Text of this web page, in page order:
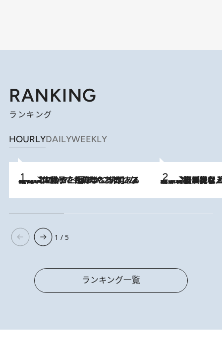
RANKING
ランキング
HOURLYDAILYWEEKLY
2026.8.5
【阿川佐和子さんの年とる力】なぜ70代で始めた趣味は“こんなに楽しい”のか？ ピアノ、俳句…スランプに陥っても続けられる“ある秘訣”とは 2026.8.5
【なぜ吉沢亮は「気配を消せる」のか？】興行収入208億の『国宝』を経て挑むミュージカル『ディア・エヴァン・ハンセン』。トップ俳優が舞台上でさらけ出した“孤独”とは
1 / 5
ランキング一覧